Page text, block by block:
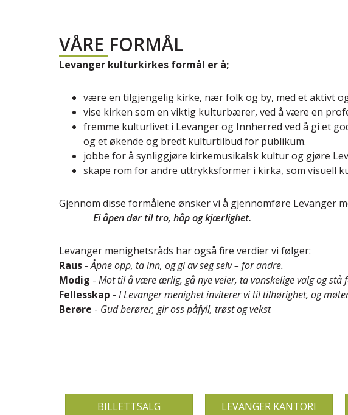
VÅRE FORMÅL
Levanger kulturkirkes formål er å;
være en tilgjengelig kirke, nær folk og by, med et aktivt
vise kirken som en viktig kulturbærer, ved å være en
fremme kulturlivet i Levanger og Innherred ved å gi et
og et økende og bredt kulturtilbud for publikum.
jobbe for å synliggjøre kirkemusikalsk kultur og gjøre
skape rom for andre uttrykksformer i kirka, som visuell
Gjennom disse formålene ønsker vi å gjennomføre Levanger
Ei åpen dør til tro, håp og kjærlighet.
Levanger menighetsråds har også fire verdier vi følger:
Raus -Åpne opp, ta inn, og gi av seg selv – for andre.
Modig - Mot til å være ærlig, gå nye veier, ta vanskelige valg og stå
Fellesskap - I Levanger menighet inviterer vi til tilhørighet, og
Berøre - Gud berører, gir oss påfyll, trøst og vekst
BILLETTSALG LEVANGER KANTORI